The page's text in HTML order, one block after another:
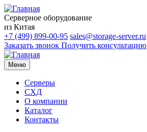
Серверное оборудование
из Китая
+7 (499) 899-00-95 sales@storage-server.ru
Заказать звонок Получить консультацию
Меню
Серверы
СХД
О компании
Каталог
Контакты